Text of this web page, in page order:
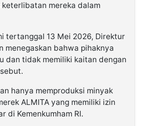
keterlibatan mereka dalam
tertanggal 13 Mei 2026, Direktur
menegaskan bahwa pihaknya
dan tidak memiliki kaitan dengan
hanya memproduksi minyak
ALMITA yang memiliki izin
di Kemenkumham RI.